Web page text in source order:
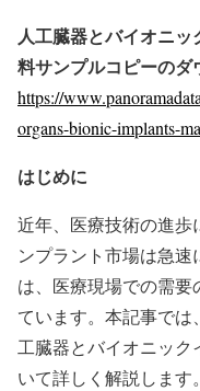
人工臓器とバイオニ
料サンプルコピーのダ
https://
organs-bionic-implants-
はじめに
近年、医療技術の進歩
ンプラント市場は急
は、医療現場での需
ています。本記事では
工臓器とバイオニッ
いて詳しく解説します。